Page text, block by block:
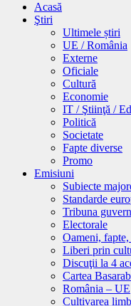
Acasă
Ştiri
Ultimele știri
UE / România
Externe
Oficiale
Cultură
Economie
IT / Ştiinţă /
Politică
Societate
Fapte diverse
Promo
Emisiuni
Subiecte
Standarde
Tribuna
Electorale
Oameni,
Liberi prin
Discuţii la 4
Cartea
România – UE
Cultivarea